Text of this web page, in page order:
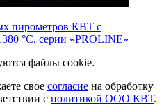
пирометров КВТ с
°C, серии «PROLINE»
файлы cookie.
свое согласие на обработку
с политикой ООО КВТ.